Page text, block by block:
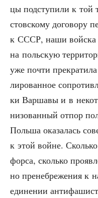
цы под­сту­пи­ли к той
стов­ско­му дого­во­ру
к СССР, наши вой­ска
на поль­скую
уже почти
ли­ро­ван­ное
ки Вар­ша­вы и в
ни­зо­ван­ный отпор
Поль­ша ока­за­лась
к этой войне.
фор­са, сколь­ко
но пре­не­бре­же­ния к
еди­не­нии